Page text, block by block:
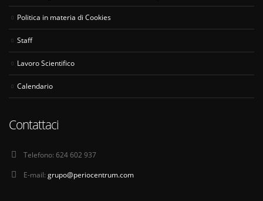
Politica in materia di Cookies
Staff
Lavoro Scientifico
Calendario
Contattaci
Telefono: 624 602 937
E-mail: grupo@periocentrum.com